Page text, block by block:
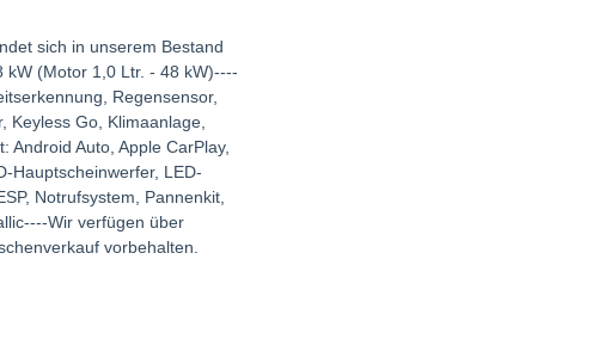
sich in unserem Bestand
kW (Motor 1,0 Ltr. - 48 kW)----
Regensensor,
Keyless Go, Klimaanlage,
Auto, Apple CarPlay,
Hauptscheinwerfer, LED-
Notrufsystem, Pannenkit,
Wir verfügen über
vorbehalten.